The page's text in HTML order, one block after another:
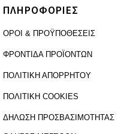
ΠΛΗΡΟΦΟΡΙΕΣ
ΟΡΟΙ & ΠΡΟΫΠΟΘΕΣΕΙΣ
ΦΡΟΝΤΙΔΑ ΠΡΟΪΟΝΤΩΝ
ΠΟΛΙΤΙΚΗ ΑΠΟΡΡΗΤΟΥ
ΠΟΛΙΤΙΚΗ COOKIES
ΔΗΛΩΣΗ ΠΡΟΣΒΑΣΙΜΟΤΗΤΑΣ